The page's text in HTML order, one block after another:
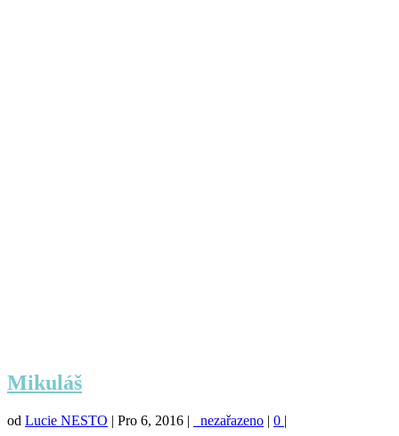
Mikuláš
od Lucie NESTO | Pro 6, 2016 | _nezařazeno | 0 |